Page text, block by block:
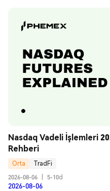
Nasdaq Vadeli İşlemleri
Rehberi
Orta
TradFi
2026-08-06
5-10d
2026-08-06